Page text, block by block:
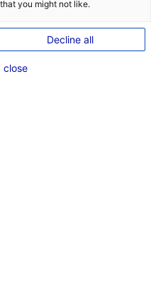
you might not like.
Decline all
close